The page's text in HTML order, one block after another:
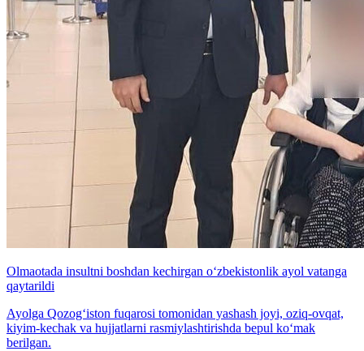
Olmaotada insultni boshdan kechirgan o‘zbekistonlik ayol vatanga
qaytarildi
Ayolga Qozog‘iston fuqarosi tomonidan yashash joyi, oziq-ovqat,
kiyim-kechak va hujjatlarni rasmiylashtirishda bepul ko‘mak
berilgan.